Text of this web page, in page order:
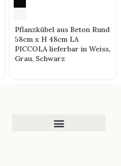
Pflanzkübel aus Beton Rund
58cm x H 48cm LA
PICCOLA lieferbar in Weiss,
Grau, Schwarz